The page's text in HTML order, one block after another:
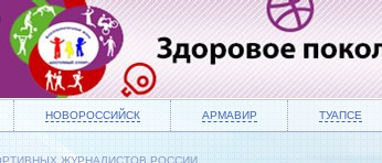
НОВОРОССИЙСК АРМАВИР ТУАПСЕ
ЖУРНАЛИСТОВ РОССИИ